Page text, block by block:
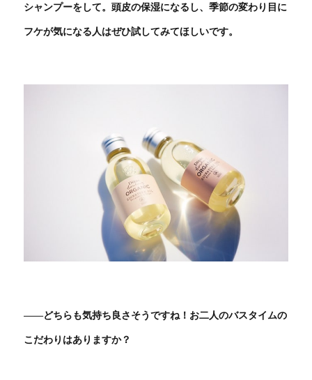
シャンプーをして。頭皮の保湿になるし、季節の変わり目に
フケが気になる人はぜひ試してみてほしいです。
――どちらも気持ち良さそうですね！お二人のバスタイムの
こだわりはありますか？